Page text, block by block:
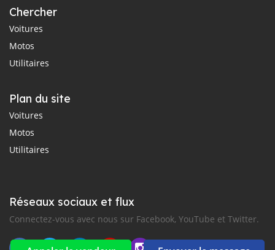
Chercher
Voitures
Motos
Utilitaires
Plan du site
Voitures
Motos
Utilitaires
Réseaux sociaux et flux
Connectez-vous avec nous sur Facebook, YouTube et Twitter.